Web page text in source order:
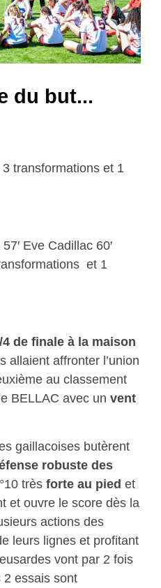
du but...
3 transformations et 1
Eve Cadillac 60′
et 1
de finale à la maison
allaient affronter l’union
au classement
BELLAC avec un vent
gaillacoises butèrent
robuste des
très forte au pied et
et ouvre le score dès la
actions des
leurs lignes et profitant
vont par 2 fois
essais sont